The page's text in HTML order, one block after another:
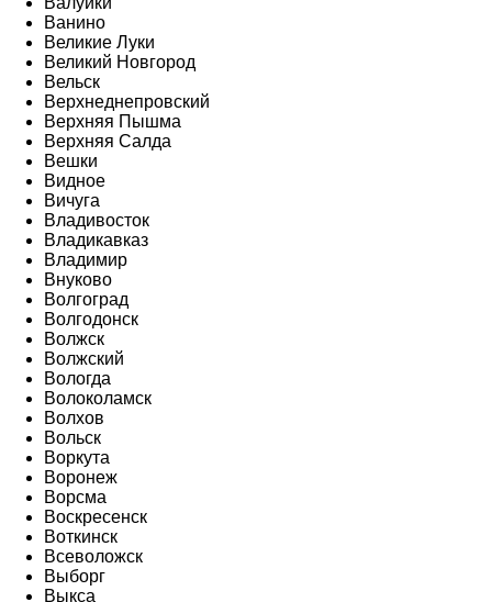
Ванино
Великие Луки
Великий Новгород
Вельск
Верхнеднепровский
Верхняя Пышма
Верхняя Салда
Вешки
Видное
Вичуга
Владивосток
Владикавказ
Владимир
Внуково
Волгоград
Волгодонск
Волжск
Волжский
Вологда
Волоколамск
Волхов
Вольск
Воркута
Воронеж
Ворсма
Воскресенск
Воткинск
Всеволожск
Выборг
Выкса